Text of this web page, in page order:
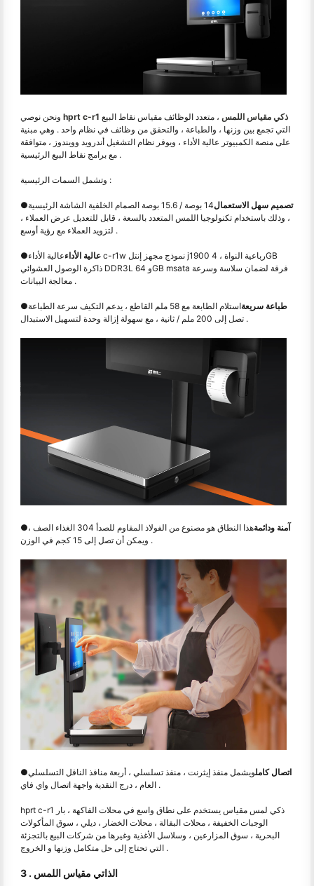
hprt c-r1 ذكي مقياس اللمس ، متعدد الوظائف مقياس نقاط البيع
التي تجمع بين وزنها ، والطباعة ، والتحقق من وظائف في نظام واحد . وهي مبنية
على منصة الكمبيوتر عالية الأداء ، ويوفر نظام التشغيل أندرويد وويندوز ، متوافقة
مع برامج نقاط البيع الرئيسية .
وتشمل السمات الرئيسية :
● تصميم سهل الاستعمال
14 بوصة / 15.6 بوصة الصمام الخلفية الشاشة الرئيسية
، وذلك باستخدام تكنولوجيا اللمس المتعدد بالسعة ، قابل للتعديل عرض العملاء ،
لتزويد العملاء مع رؤية أوسع .
● عالية الأداءعالية الأداء c-r1w نموذج مجهز إنتل j1900 رباعية النواة ، 4GB
ذاكرة الوصول العشوائي DDR3L و 64GB msata فرقة لضمان سلاسة وسرعة
معالجة البيانات .
● طباعة سريعة
استلام الطابعة مع 58 ملم القاطع ، يدعم التكيف سرعة الطباعة
تصل إلى 200 ملم / ثانية ، مع سهولة إزالة وحدة لتسهيل الاستبدال .
● آمنة ودائمة
هذا النطاق هو مصنوع من الفولاذ المقاوم للصدأ 304 الغذاء الصف ،
ويمكن أن تصل إلى 15 كجم في الوزن .
● اتصال كاملويشمل منفذ إيثرنت ، منفذ تسلسلي ، أربعة منافذ الناقل التسلسلي
العام ، درج النقدية واجهة اتصال واي فاي .
hprt c-r1 ذكي لمس مقياس يستخدم على نطاق واسع في محلات الفاكهة ، بار
الوجبات الخفيفة ، محلات البقالة ، محلات الخضار ، ديلي ، سوق المأكولات
البحرية ، سوق المزارعين ، وسلاسل الأغذية وغيرها من شركات البيع بالتجزئة
التي تحتاج إلى حل متكامل وزنها و الخروج .
3 . الذاتي مقياس اللمس